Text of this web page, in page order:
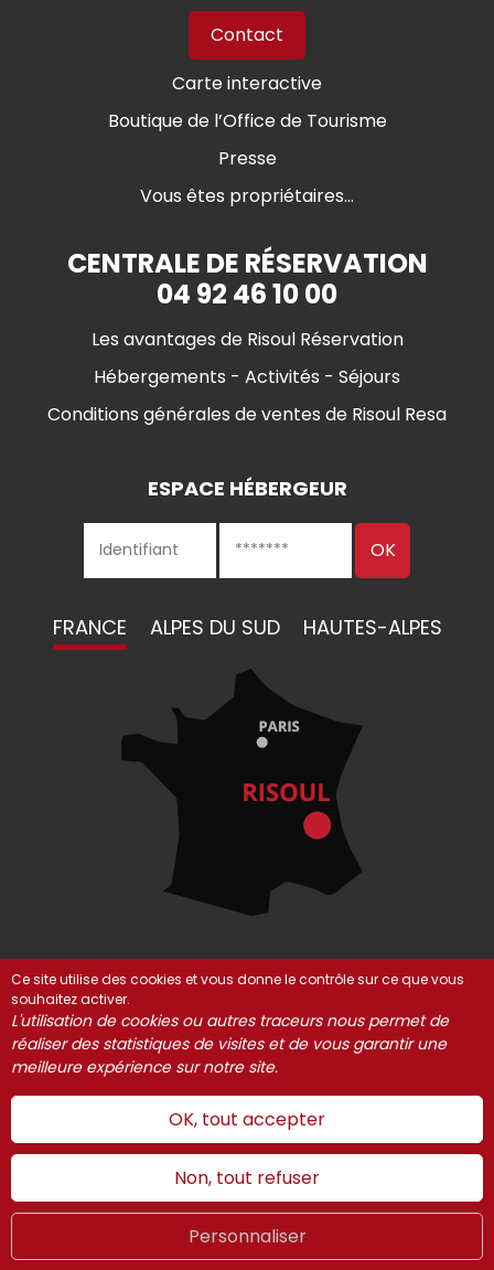
LIVE
Contact
Carte interactive
Boutique de l’Office de Tourisme
Presse
Vous êtes propriétaires...
CENTRALE DE RÉSERVATION
04 92 46 10 00
Les avantages de Risoul Réservation
Hébergements - Activités - Séjours
Conditions générales de ventes de Risoul Resa
ESPACE HÉBERGEUR
FRANCE ALPES DU SUD HAUTES-ALPES
© Risoul 2021-2025 Mentions Légales
Partenaires
Gestion des cookies
Ce site utilise des cookies et vous donne le contrôle sur ce que vous
souhaitez activer.
L'utilisation de cookies ou autres traceurs nous permet de
réaliser des statistiques de visites et de vous garantir une
meilleure expérience sur notre site.
OK, tout accepter
Non, tout refuser
Personnaliser